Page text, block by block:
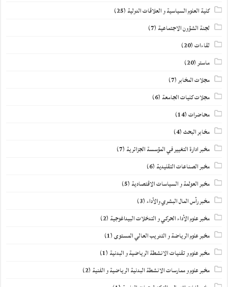
كلية العلوم السياسية و العلاقات الدولية (25)
لجنة الشؤون الاجتماعية (7)
لقاءات(20)
ماستر(20)
مجلات المخابر(7)
مجلات كليات الجامعة (6)
محاضرات(14)
مخابر البحث(4)
مخبر ادارة التغيير في المؤسسة الجزائرية (7)
مخبر الصناعات التقليدية (6)
مخبر العولمة و السياسات الاقتصادية (5)
مخبر رأس المال البشري والأداء(3)
مخبر علوم الأداء الحركي و التدخلات البيداغوجية (2)
مخبر علوم الرياضة و التدريب العالي المستوى(1)
مخبر علوم و تقنيات الانشطة الرياضية و البدنية (1)
مخبر علوم و ممارسات الانشطة البدنية الرياضية و الفنية (2)